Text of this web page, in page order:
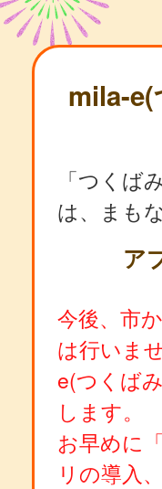
mila-e(
「つくば
は、まも
ア
今後、市
は行いま
e(つくば
します。
お早めに
リの導入